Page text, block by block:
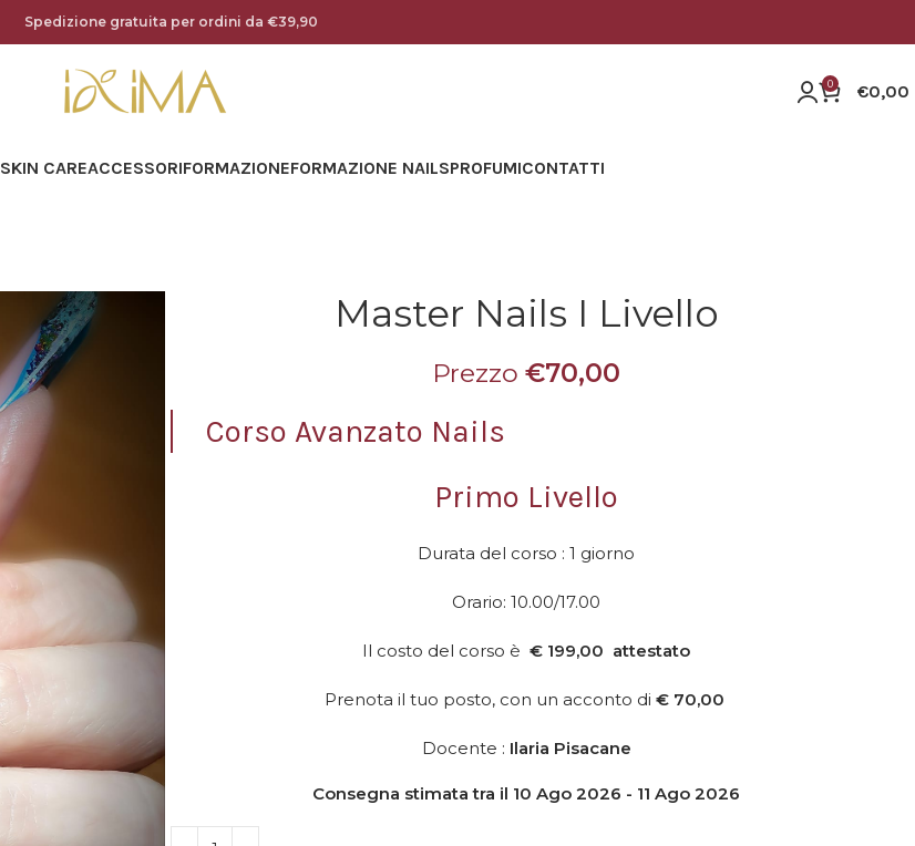
Spedizione gratuita per ordini da €39,90
0 €0,00
SKIN CAREACCESSORIFORMAZIONEFORMAZIONE NAILSPROFUMICONTATTI
Master Nails I Livello
Prezzo €70,00
Corso Avanzato Nails
Primo Livello
Durata del corso : 1 giorno
Orario: 10.00/17.00
Il costo del corso è € 199,00 attestato
Prenota il tuo posto, con un acconto di € 70,00
Docente : Ilaria Pisacane
Consegna stimata tra il 10 Ago 2026 - 11 Ago 2026